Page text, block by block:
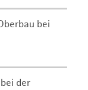
bei
der